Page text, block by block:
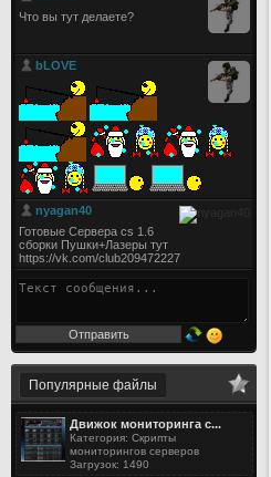
Популярные файлы
Движок мониторинга с...
Категория: Скрипты
мониторингов серверов
Загрузок: 1490